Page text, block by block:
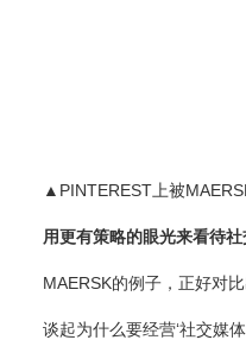
▲PINTEREST上被MAERSK
用更有策略的眼光来看待社
MAERSK的例子，正好对比
谈起为什么要经营‘社交媒体